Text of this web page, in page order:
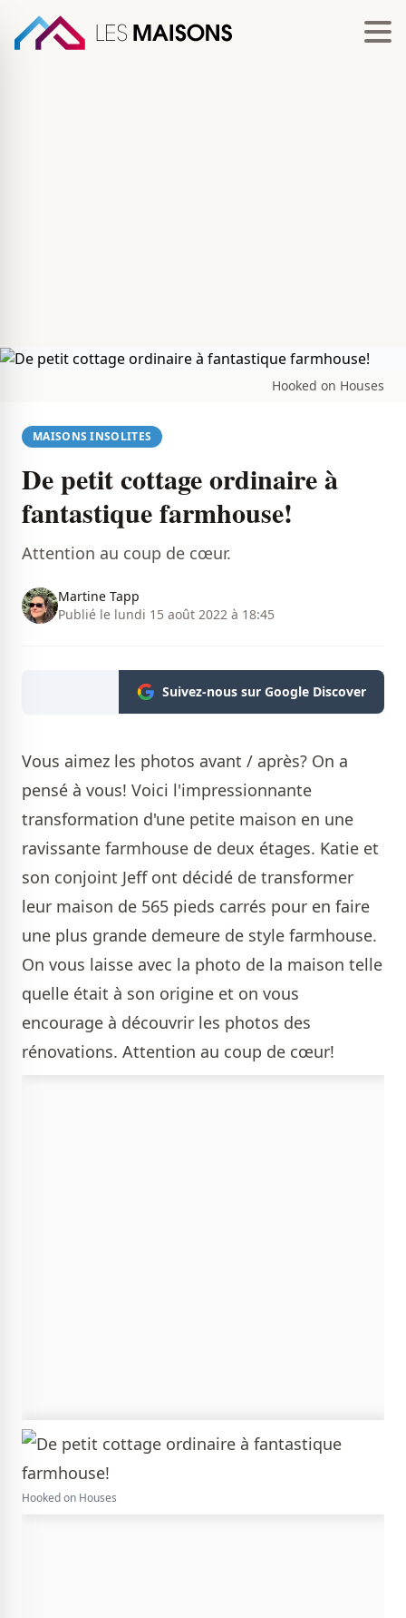
Hooked on Houses
MAISONS INSOLITES
De petit cottage ordinaire à
fantastique farmhouse!
Attention au coup de cœur.
Martine Tapp
Publié le lundi 15 août 2022 à 18:45
Suivez-nous sur Google Discover
Vous aimez les photos avant / après? On a
pensé à vous! Voici l'impressionnante
transformation d'une petite maison en une
ravissante farmhouse de deux étages. Katie et
son conjoint Jeff ont décidé de transformer
leur maison de 565 pieds carrés pour en faire
une plus grande demeure de style farmhouse.
On vous laisse avec la photo de la maison telle
quelle était à son origine et on vous
encourage à découvrir les photos des
rénovations. Attention au coup de cœur!
Hooked on Houses